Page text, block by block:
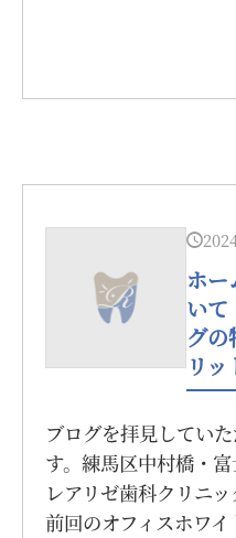
ホー
いて
グの
リッ
ブログを拝見してい
す。練馬区中村橋・
レアリゼ歯科クリニ
前回のオフィスホワ